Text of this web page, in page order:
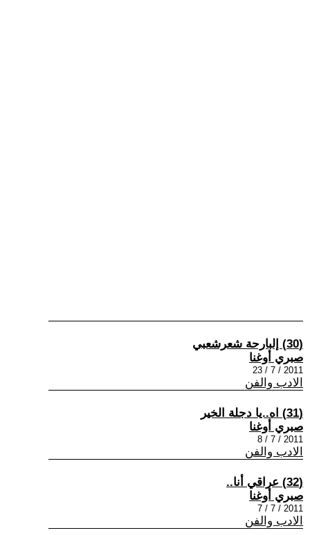
(30) إلبارحة شعرشعبي
صبري أوغنا
2011 / 7 / 23
الادب والفن
(31) اه..يا دجلة الخير
صبري أوغنا
2011 / 7 / 8
الادب والفن
(32) عراقي أنا..
صبري أوغنا
2011 / 7 / 7
الادب والفن